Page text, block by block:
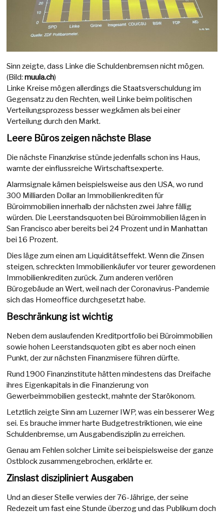
Sinn zeigte, dass Linke die Schuldenbremsen nicht mögen.
(Bild:muula.ch)
Linke Kreise mögen allerdings die Staatsverschuldung im
Gegensatz zu den Rechten, weil Linke beim politischen
Verteilungsprozess besser wegkämen als bei einer
Verteilung durch den Markt.
Leere Büros zeigen nächste Blase
Die nächste Finanzkrise stünde jedenfalls schon ins Haus,
warnte der einflussreiche Wirtschaftsexperte.
Alarmsignale kämen beispielsweise aus den USA, wo rund
300 Milliarden Dollar an Immobilienkrediten für
Büroimmobilien innerhalb der nächsten zwei Jahre fällig
würden. Die Leerstandsquoten bei Büroimmobilien lägen in
San Francisco aber bereits bei 24 Prozent und in Manhattan
bei 16 Prozent.
Dies läge zum einen am Liquiditätseffekt. Wenn die Zinsen
steigen, schreckten Immobilienkäufer vor teurer gewordenen
Immobilienkrediten zurück. Zum anderen verlören
Bürogebäude an Wert, weil nach der Coronavirus-Pandemie
sich das Homeoffice durchgesetzt habe.
Beschränkung ist wichtig
Neben dem auslaufenden Kreditportfolio bei Büroimmobilien
sowie hohen Leerstandsquoten gibt es aber noch einen
Punkt, der zur nächsten Finanzmisere führen dürfte.
Rund 1900 Finanzinstitute hätten mindestens das Dreifache
ihres Eigenkapitals in die Finanzierung von
Gewerbeimmobilien gesteckt, mahnte der Starökonom.
Letztlich zeigte Sinn am Luzerner IWP, was ein besserer Weg
sei. Es brauche immer harte Budgetrestriktionen, wie eine
Schuldenbremse, um Ausgabendisziplin zu erreichen.
Genau am Fehlen solcher Limite sei beispielsweise der ganze
Ostblock zusammengebrochen, erklärte er.
Zinslast diszipliniert Ausgaben
Und an dieser Stelle verwies der 76-Jährige, der seine
Redezeit um fast eine Stunde überzog und das Publikum doch